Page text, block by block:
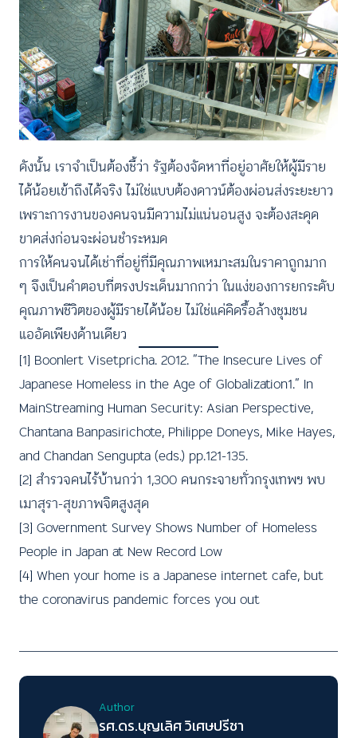
ดังนั้น เราจำเป็นต้องชี้ว่า รัฐต้องจัดหาที่อยู่อาศัยให้ผู้มีราย
ได้น้อยเข้าถึงได้จริง ไม่ใช่แบบต้องดาวน์ต้องผ่อนส่งระยะยาว
เพราะการงานของคนจนมีความไม่แน่นอนสูง จะต้องสะดุด
ขาดส่งก่อนจะผ่อนชำระหมด
การให้คนจนได้เช่าที่อยู่ที่มีคุณภาพเหมาะสมในราคาถูกมาก
ๆ จึงเป็นคำตอบที่ตรงประเด็นมากกว่า ในแง่ของการยกระดับ
คุณภาพชีวิตของผู้มีรายได้น้อย ไม่ใช่แค่คิดรื้อล้างชุมชน
แออัดเพียงด้านเดียว
[1] Boonlert Visetpricha. 2012. “The Insecure Lives of
Japanese Homeless in the Age of Globalization1.” In
MainStreaming Human Security: Asian Perspective,
Chantana Banpasirichote, Philippe Doneys, Mike Hayes,
and Chandan Sengupta (eds.) pp.121-135.
[2] สำรวจคนไร้บ้านกว่า 1,300 คนกระจายทั่วกรุงเทพฯ พบ
เมาสุรา-สุขภาพจิตสูงสุด
[3] Government Survey Shows Number of Homeless
People in Japan at New Record Low
[4] When your home is a Japanese internet cafe, but
the coronavirus pandemic forces you out
Author
รศ.ดร.บุญเลิศ วิเศษปรีชา